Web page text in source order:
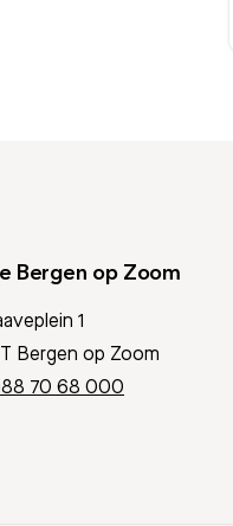
Bergen op Zoom
1
Bergen op Zoom
70 68 000